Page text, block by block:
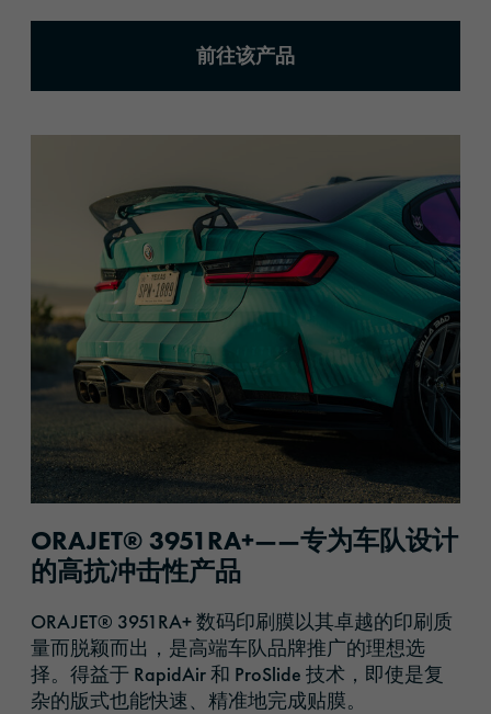
前往该产品
ORAJET® 3951RA+——专为车队设计
的高抗冲击性产品
ORAJET® 3951RA+ 数码印刷膜以其卓越的印刷质
量而脱颖而出，是高端车队品牌推广的理想选
择。得益于 RapidAir 和 ProSlide 技术，即使是复
杂的版式也能快速、精准地完成贴膜。